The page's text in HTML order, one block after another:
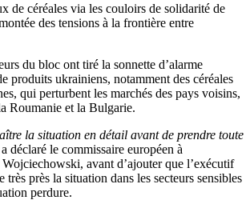
de céréales via les couloirs de solidarité de
des tensions à la frontière entre
du bloc ont tiré la sonnette d’alarme
produits ukrainiens, notamment des céréales
qui perturbent les marchés des pays voisins,
Roumanie et la Bulgarie.
la situation en détail avant de prendre toute
a déclaré le commissaire européen à
avant d’ajouter que l’exécutif
très près la situation dans les secteurs sensibles
perdure.